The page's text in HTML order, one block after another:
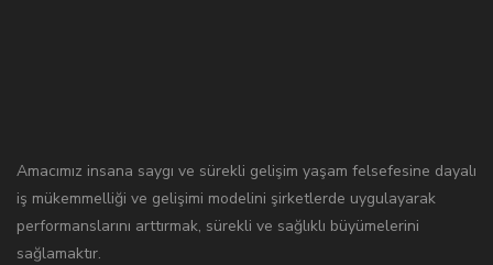
Amacımız insana saygı ve sürekli gelişim yaşam felsefesine dayalı
iş mükemmelliği ve gelişimi modelini şirketlerde uygulayarak
performanslarını arttırmak, sürekli ve sağlıklı büyümelerini
sağlamaktır.